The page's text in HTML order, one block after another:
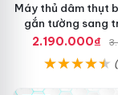
Máy thủ dâm thụt
gắn tường sang
dẫn
2.190.000₫